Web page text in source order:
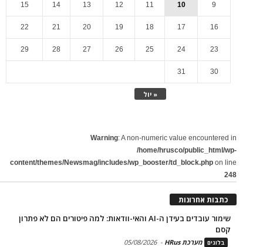
« יול
9
10
11
12
13
14
15
16
17
18
19
20
21
22
23
24
25
26
27
28
29
30
31
Warning: A non-numeric value encountered in
/home/hrusco/public_html/wp-
content/themes/Newsmag/includes/wp_booster/td_block.php on line
248
כתבות אחרונות
שימור עובדים בעידן ה-AI והאי-וודאות: למה פיטורים הם לא פתרון
קסם
בלוגים מערכת HRus -
05/08/2026